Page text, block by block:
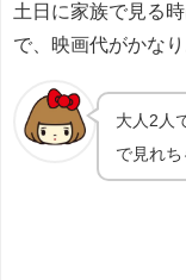
土日に家族で見る
で、映画代がかな
大人2人
で見れち